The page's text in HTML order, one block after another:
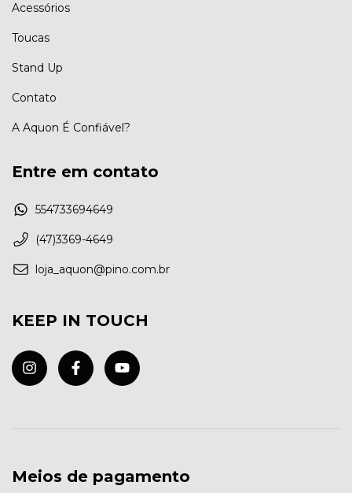
Acessórios
Toucas
Stand Up
Contato
A Aquon É Confiável?
Entre em contato
554733694649
(47)3369-4649
loja_aquon@pino.com.br
KEEP IN TOUCH
Meios de pagamento